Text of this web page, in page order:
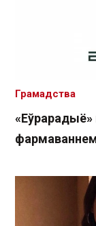
«Еўрарадыё»
Грамадства